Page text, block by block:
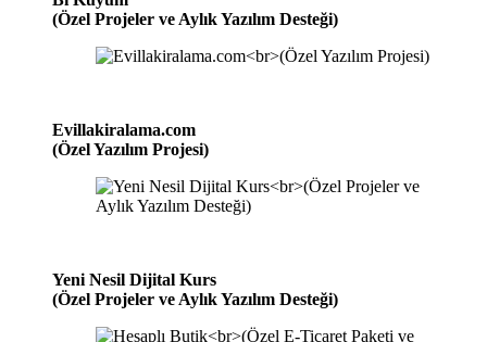
(Özel Projeler ve Aylık Yazılım Desteği)
Evillakiralama.com
(Özel Yazılım Projesi)
Yeni Nesil Dijital Kurs
(Özel Projeler ve Aylık Yazılım Desteği)